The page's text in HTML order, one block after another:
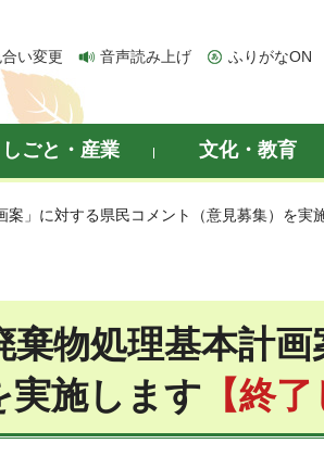
い変更 音声読み上げ ふりがなON
しごと・産業 文化・教育
」に対する県民コメント（意見募集）を実
棄物処理基本計
実施します 【終